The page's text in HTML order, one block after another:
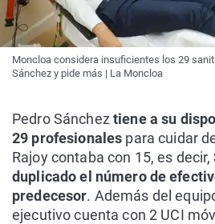
Moncloa considera insuficientes los 29
Sánchez y pide más | La Moncloa
Pedro Sánchez tiene a su
29 profesionales para cuidar
Rajoy contaba con 15, es decir,
duplicado el número de
predecesor. Además del
ejecutivo cuenta con 2 UCI